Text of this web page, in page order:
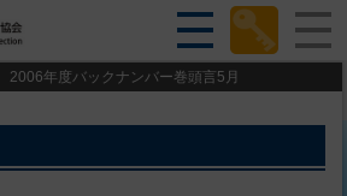
2006年度バックナンバー巻頭言5月